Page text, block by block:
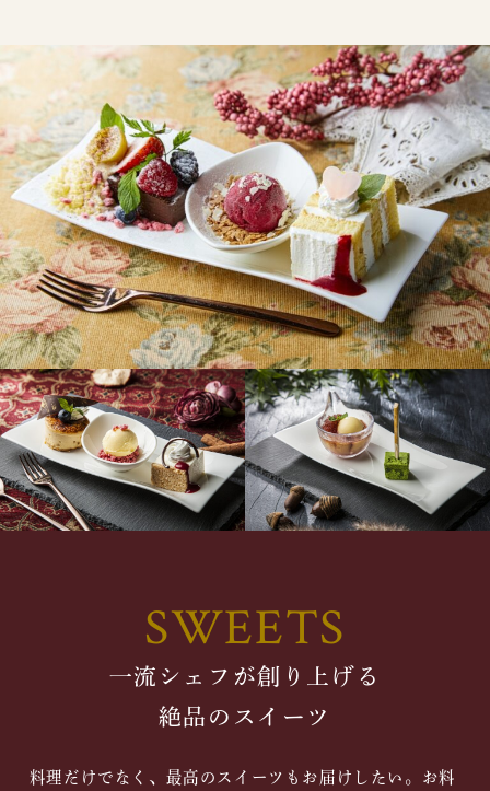
SWEETS
一流シェフが創り上げる
絶品のスイーツ
料理だけでなく、最高のスイーツもお届けしたい。お料